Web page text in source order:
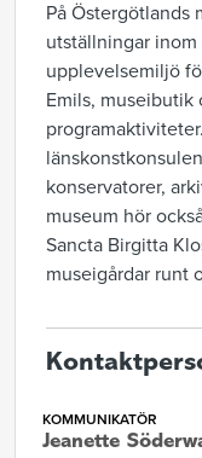
På Östergötlands
utställningar
upplevelsemiljö
Emils,
konservatorer,
museum hör
Sancta Birgitta
museigårdar runt
KOMMUNIKATÖR
Jeanette